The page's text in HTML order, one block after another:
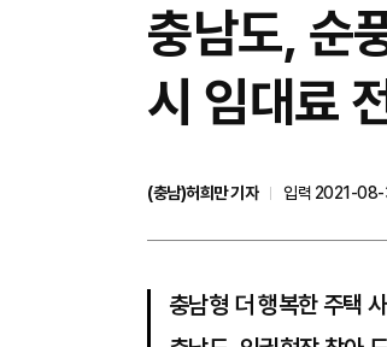
충남도, 순
시 임대료
(충남)허희만 기자
입력 2021-
충남형 더 행복한 주택